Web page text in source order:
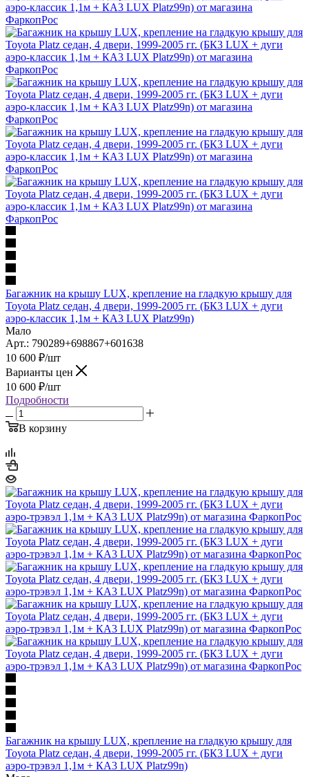
Багажник на крышу LUX, крепление на гладкую крышу для
Toyota Platz седан, 4 двери, 1999-2005 гг. (БК3 LUX + дуги
аэро-классик 1,1м + КА3 LUX Platz99n)
Мало
Арт.: 790289+698867+601638
10 600 ₽/шт
Варианты цен
10 600 ₽/шт
Подробности
В корзину
Багажник на крышу LUX, крепление на гладкую крышу для
Toyota Platz седан, 4 двери, 1999-2005 гг. (БК3 LUX + дуги
аэро-трэвэл 1,1м + КА3 LUX Platz99n)